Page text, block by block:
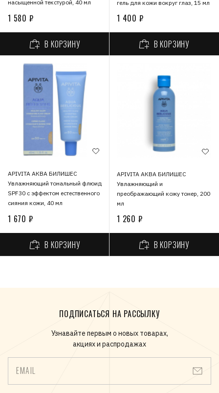
насыщенной текстурой, 40 мл
1 580 ₽
В КОРЗИНУ
гель для кожи вокруг глаз, 15 мл
1 400 ₽
В КОРЗИНУ
APIVITA АКВА БИЛИШЕС
Увлажняющий тональный флюид
SPF30 с эффектом естественного
сияния кожи, 40 мл
1 670 ₽
В КОРЗИНУ
APIVITA АКВА БИЛИШЕС
Увлажняющий и
преображающий кожу тонер, 200
мл
1 260 ₽
В КОРЗИНУ
ПОДПИСАТЬСЯ НА РАССЫЛКУ
Узнавайте первым о новых товарах,
акциях и распродажах
EMAIL